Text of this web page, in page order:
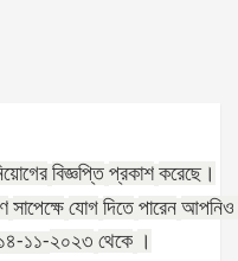
বিজ্ঞপ্তি প্রকাশ করেছে।
সাপেক্ষে যোগ দিতে পারেন
-১১-২০২৩ থেকে ।